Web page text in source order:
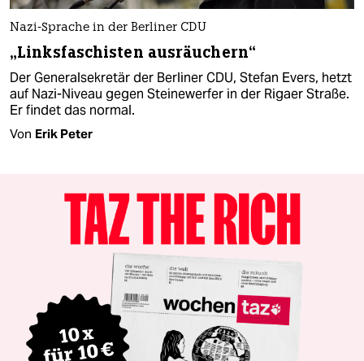
Nazi-Sprache in der Berliner CDU
„Linksfaschisten ausräuchern“
Der Generalsekretär der Berliner CDU, Stefan Evers, hetzt
auf Nazi-Niveau gegen Steinewerfer in der Rigaer Straße.
Er findet das normal.
Von Erik Peter